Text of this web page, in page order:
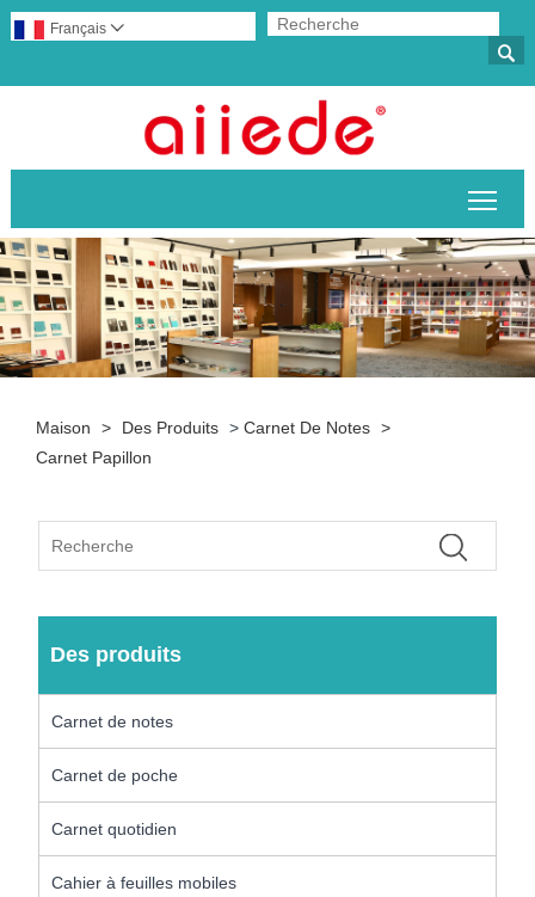

Français 
Maison > Des Produits >Carnet De Notes >
Carnet Papillon
Des produits
Carnet de notes
Carnet de poche
Carnet quotidien
Cahier à feuilles mobiles